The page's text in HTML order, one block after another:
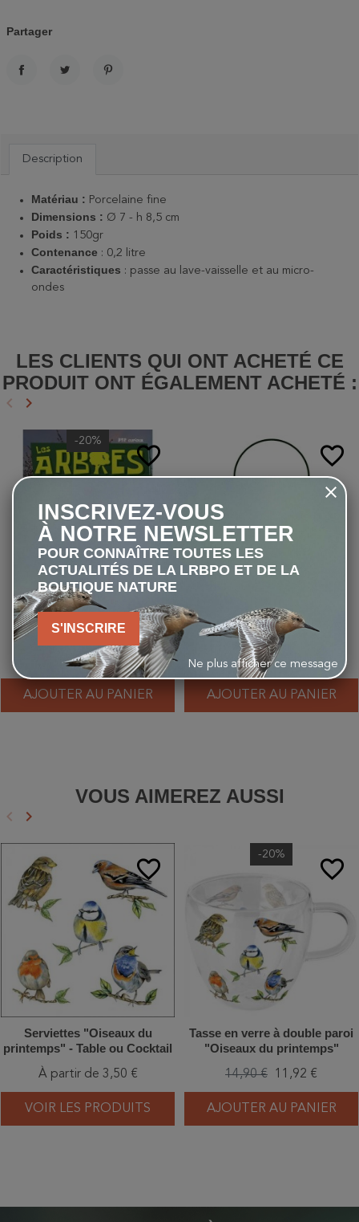
Partager
Description
Matériau : Porcelaine fine
Dimensions : Ø 7 - h 8,5 cm
Poids : 150gr
Contenance : 0,2 litre
Caractéristiques : passe au lave-vaisselle et au micro-
ondes
LES CLIENTS QUI ONT ACHETÉ CE
PRODUIT ONT ÉGALEMENT ACHETÉ :
Précédent
keyboard_arrow_left Suivant
keyboard_arrow_right
favorite_border
-20%
Les Arbres - P'tit curieux
9,90 € 7,92 €
AJOUTER AU PANIER
favorite_border
Silo pour cacahuètes avec
cage de protection London
20,00 €
AJOUTER AU PANIER
VOUS AIMEREZ AUSSI
Précédent
keyboard_arrow_left Suivant
keyboard_arrow_right
favorite_border
Serviettes "Oiseaux du
printemps" - Table ou Cocktail
À partir de 3,50 €
VOIR LES PRODUITS
favorite_border
-20%
Tasse en verre à double paroi
"Oiseaux du printemps"
14,90 € 11,92 €
AJOUTER AU PANIER
INSCRIVEZ-VOUS
À NOTRE NEWSLETTER
POUR CONNAÎTRE TOUTES LES
ACTUALITÉS DE LA LRBPO ET DE LA
BOUTIQUE NATURE
S'INSCRIRE
Ne plus afficher ce message